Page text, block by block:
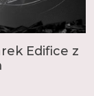
Edifice z